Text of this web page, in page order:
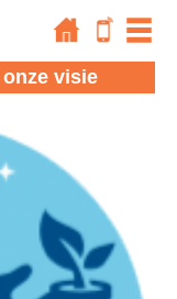
visie